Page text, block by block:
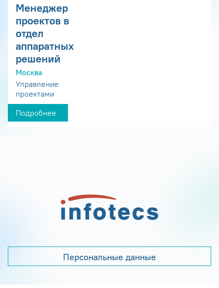
Менеджер
проектов в
отдел
аппаратных
решений
Москва
Управление
проектами
Подробнее
Персональные данные